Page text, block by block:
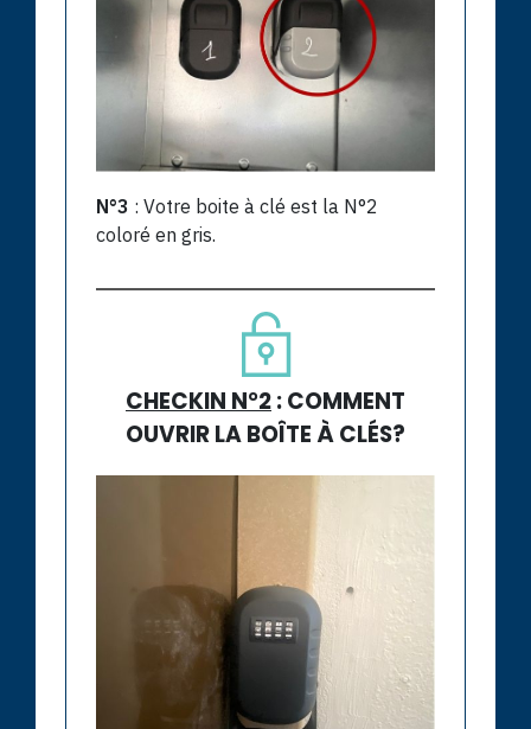
N°3 : Votre boite à clé est la N°2
coloré en gris.
CHECKIN N°2: COMMENT
OUVRIR LA BOÎTE À CLÉS?